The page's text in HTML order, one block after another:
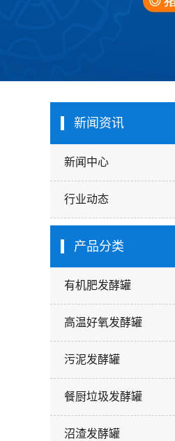
新闻资讯
新闻中心
行业动态
产品分类
有机肥发酵罐
高温好氧发酵罐
污泥发酵罐
餐厨垃圾发酵罐
沼渣发酵罐